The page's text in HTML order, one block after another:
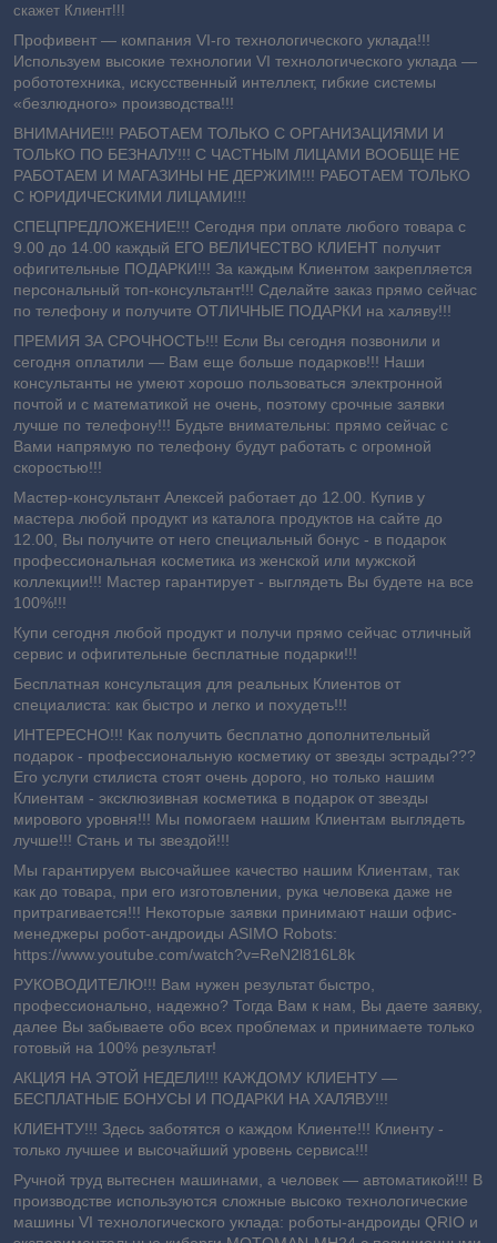
скажет Клиент!!!
Профивент ― компания VI-го технологического уклада!!!
Используем высокие технологии VI технологического уклада ―
робототехника, искусственный интеллект, гибкие системы
«безлюдного» производства!!!
ВНИМАНИЕ!!! РАБОТАЕМ ТОЛЬКО С ОРГАНИЗАЦИЯМИ И
ТОЛЬКО ПО БЕЗНАЛУ!!! С ЧАСТНЫМ ЛИЦАМИ ВООБЩЕ НЕ
РАБОТАЕМ И МАГАЗИНЫ НЕ ДЕРЖИМ!!! РАБОТАЕМ ТОЛЬКО
С ЮРИДИЧЕСКИМИ ЛИЦАМИ!!!
СПЕЦПРЕДЛОЖЕНИЕ!!! Сегодня при оплате любого товара с
9.00 до 14.00 каждый ЕГО ВЕЛИЧЕСТВО КЛИЕНТ получит
офигительные ПОДАРКИ!!! За каждым Клиентом закрепляется
персональный топ-консультант!!! Сделайте заказ прямо сейчас
по телефону и получите ОТЛИЧНЫЕ ПОДАРКИ на халяву!!!
ПРЕМИЯ ЗА СРОЧНОСТЬ!!! Если Вы сегодня позвонили и
сегодня оплатили ― Вам еще больше подарков!!! Наши
консультанты не умеют хорошо пользоваться электронной
почтой и с математикой не очень, поэтому срочные заявки
лучше по телефону!!! Будьте внимательны: прямо сейчас с
Вами напрямую по телефону будут работать с огромной
скоростью!!!
Мастер-консультант Алексей работает до 12.00. Купив у
мастера любой продукт из каталога продуктов на сайте до
12.00, Вы получите от него специальный бонус - в подарок
профессиональная косметика из женской или мужской
коллекции!!! Мастер гарантирует - выглядеть Вы будете на все
100%!!!
Купи сегодня любой продукт и получи прямо сейчас отличный
сервис и офигительные бесплатные подарки!!!
Бесплатная консультация для реальных Клиентов от
специалиста: как быстро и легко и похудеть!!!
ИНТЕРЕСНО!!! Как получить бесплатно дополнительный
подарок - профессиональную косметику от звезды эстрады???
Его услуги стилиста стоят очень дорого, но только нашим
Клиентам - эксклюзивная косметика в подарок от звезды
мирового уровня!!! Мы помогаем нашим Клиентам выглядеть
лучше!!! Стань и ты звездой!!!
Мы гарантируем высочайшее качество нашим Клиентам, так
как до товара, при его изготовлении, рука человека даже не
притрагивается!!! Некоторые заявки принимают наши офис-
менеджеры робот-андроиды ASIMO Robots:
https://www.youtube.com/watch?v=ReN2l816L8k
РУКОВОДИТЕЛЮ!!! Вам нужен результат быстро,
профессионально, надежно? Тогда Вам к нам, Вы даете заявку,
далее Вы забываете обо всех проблемах и принимаете только
готовый на 100% результат!
АКЦИЯ НА ЭТОЙ НЕДЕЛИ!!! КАЖДОМУ КЛИЕНТУ —
БЕСПЛАТНЫЕ БОНУСЫ И ПОДАРКИ НА ХАЛЯВУ!!!
КЛИЕНТУ!!! Здесь заботятся о каждом Клиенте!!! Клиенту -
только лучшее и высочайший уровень сервиса!!!
Ручной труд вытеснен машинами, а человек — автоматикой!!! В
производстве используются сложные высоко технологические
машины VI технологического уклада: роботы-андроиды QRIO и